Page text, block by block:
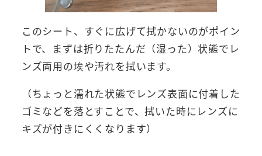
このシート、すぐに広げて拭かないのがポイン
トで、まずは折りたたんだ（湿った）状態でレ
ンズ両用の埃や汚れを拭います。
（ちょっと濡れた状態でレンズ表面に付着した
ゴミなどを落とすことで、拭いた時にレンズに
キズが付きにくくなります）